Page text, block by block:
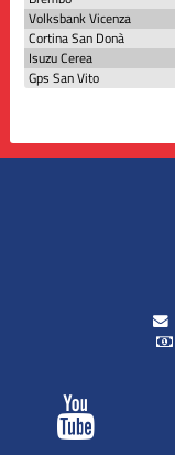
Volksbank Vicenza
Cortina San Donà
Isuzu Cerea
Gps San Vito